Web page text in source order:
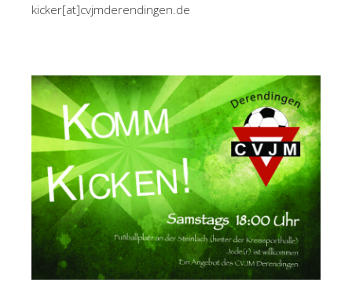
kicker[at]cvjmderendingen.de